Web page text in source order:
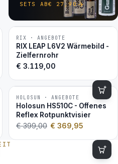
SETS AB€ 27,90
RIX · ANGEBOTE
RIX LEAP L6V2 Wärmebild -
Zielfernrohr
€ 3.119,00
−7 %
HOLOSUN · ANGEBOTE
Holosun HS510C - Offenes
Reflex Rotpunktvisier
€399,00 € 369,95